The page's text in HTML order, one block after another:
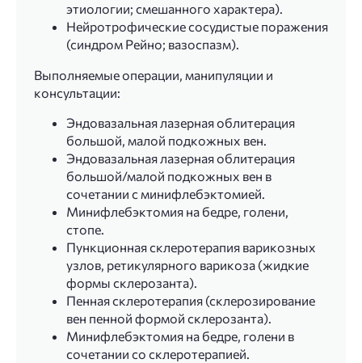
этиологии; смешанного характера).
Нейротрофические сосудистые поражения
(синдром Рейно; вазоспазм).
Выполняемые операции, манипуляции и
консультации:
Эндовазальная лазерная облитерация
большой, малой подкожных вен.
Эндовазальная лазерная облитерация
большой/малой подкожных вен в
сочетании с минифлебэктомией.
Минифлебэктомия на бедре, голени,
стопе.
Пункционная склеротерапия варикозных
узлов, ретикулярного варикоза (жидкие
формы склерозанта).
Пенная склеротерапия (склерозирование
вен пенной формой склерозанта).
Минифлебэктомия на бедре, голени в
сочетании со склеротерапией.